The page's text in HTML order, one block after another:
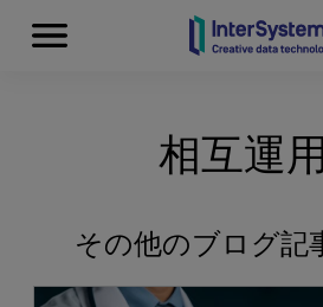
Skip to content
Menu
相互運
その他のブログ記